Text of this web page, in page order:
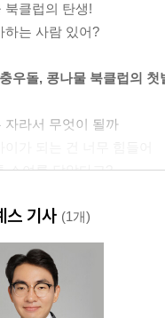
북클럽의 탄생!
하는 사람 있어?
우돌, 콩나물 북클럽의 첫
자라서 무엇이 될까
소여를 닮았다고?
는 단어가 나와도 겁먹지 마
의 비밀 이야기
연극으로 자신감이 쑥쑥
스 기사 (1개)